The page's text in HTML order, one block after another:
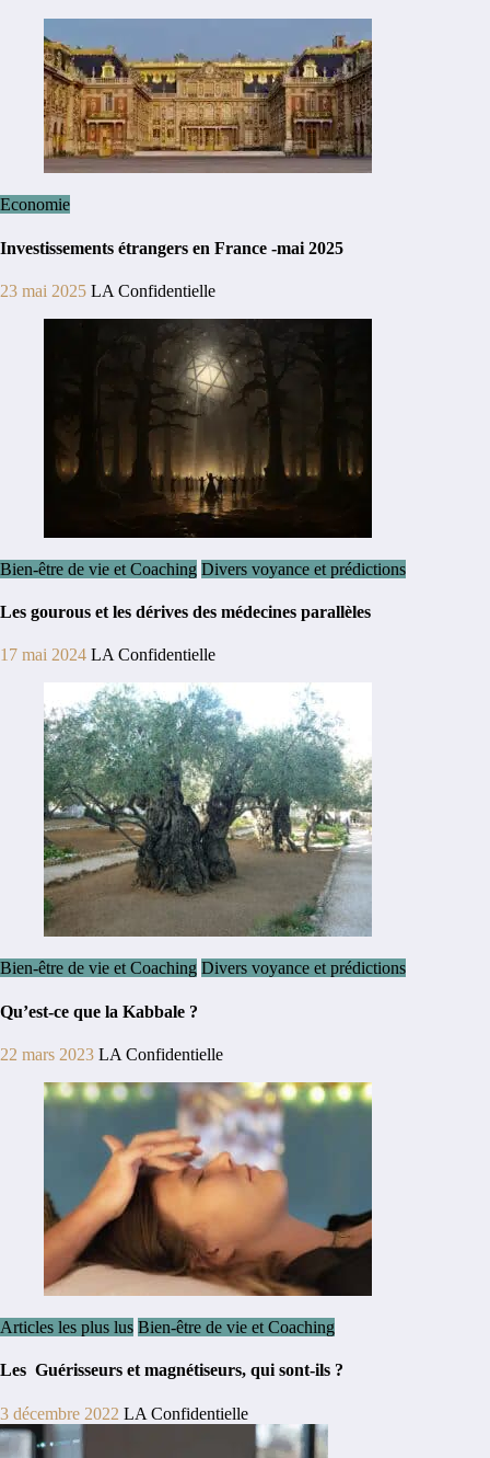
Economie
Investissements étrangers en France -mai 2025
23 mai 2025 LA Confidentielle
Bien-être de vie et Coaching Divers voyance et prédictions
Les gourous et les dérives des médecines parallèles
17 mai 2024 LA Confidentielle
Bien-être de vie et Coaching Divers voyance et prédictions
Qu’est-ce que la Kabbale ?
22 mars 2023 LA Confidentielle
Articles les plus lus Bien-être de vie et Coaching
Les Guérisseurs et magnétiseurs, qui sont-ils ?
3 décembre 2022 LA Confidentielle